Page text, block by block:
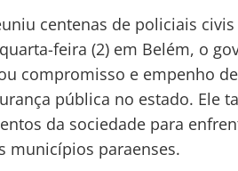
centenas de policiais
feira (2) em Belém, o
compromisso e empenho
pública no estado. Ele
da sociedade para
municípios paraenses.